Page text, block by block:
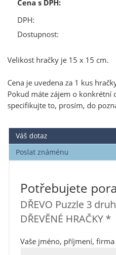
Cena s DPH:
DPH:
Dostupnost:
Velikost hračky je 15 x 15 cm.
Cena je uvedena za 1 kus
Pokud máte zájem o
specifikujte to, prosím, do
Váš dotaz
Poslat známénu
Potřebujete
DŘEVO Puzzle 3
DŘEVĚNÉ HRAČKY *
Vaše jméno, příjmení, firma